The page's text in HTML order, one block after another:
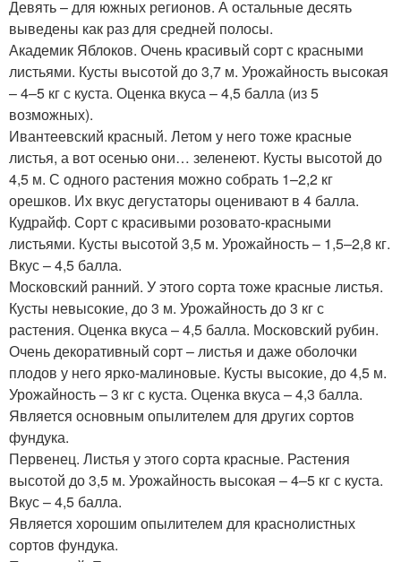
Девять – для южных регионов. А остальные десять
выведены как раз для средней полосы.
Академик Яблоков. Очень красивый сорт с красными
листьями. Кусты высотой до 3,7 м. Урожайность высокая
– 4–5 кг с куста. Оценка вкуса – 4,5 балла (из 5
возможных).
Ивантеевский красный. Летом у него тоже красные
листья, а вот осенью они… зеленеют. Кусты высотой до
4,5 м. С одного растения можно собрать 1–2,2 кг
орешков. Их вкус дегустаторы оценивают в 4 балла.
Кудрайф. Сорт с красивыми розовато-красными
листьями. Кусты высотой 3,5 м. Урожайность – 1,5–2,8 кг.
Вкус – 4,5 балла.
Московский ранний. У этого сорта тоже красные листья.
Кусты невысокие, до 3 м. Урожайность до 3 кг с
растения. Оценка вкуса – 4,5 балла. Московский рубин.
Очень декоративный сорт – листья и даже оболочки
плодов у него ярко-малиновые. Кусты высокие, до 4,5 м.
Урожайность – 3 кг с куста. Оценка вкуса – 4,3 балла.
Является основным опылителем для других сортов
фундука.
Первенец. Листья у этого сорта красные. Растения
высотой до 3,5 м. Урожайность высокая – 4–5 кг с куста.
Вкус – 4,5 балла.
Является хорошим опылителем для краснолистных
сортов фундука.